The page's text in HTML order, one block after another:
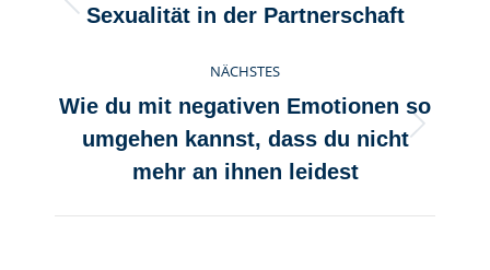
Vorheriger
Sexualität in der Partnerschaft
NÄCHSTES
Nächster
Beitrag:
Wie du mit negativen Emotionen so
umgehen kannst, dass du nicht
mehr an ihnen leidest